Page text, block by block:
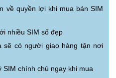
về quyền lợi khi mua bán SIM
nhiều SIM số đẹp
sẽ có người giao hàng tận nơi
chính chủ ngay khi mua